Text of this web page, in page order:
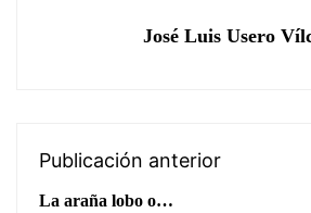
José Luis Usero
Publicación anterior
La araña lobo o